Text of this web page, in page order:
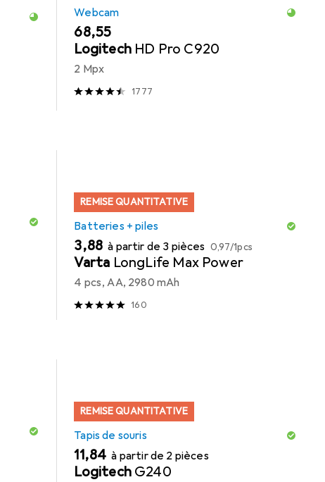
Webcam
EUR
68,55
Logitech HD Pro C920
2 Mpx
1777
REMISE QUANTITATIVE
Batteries + piles
EUR
3,88 à partir de 3 pièces EUR
0,97/1pcs
Varta LongLife Max Power
4 pcs, AA, 2980 mAh
160
REMISE QUANTITATIVE
Tapis de souris
EUR
11,84 à partir de 2 pièces
Logitech G240